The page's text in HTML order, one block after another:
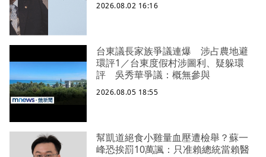
2026.08.02 16:16
台東議長家族爭議連爆 涉占農地避
環評1／台東度假村涉圖利、疑躲環
評 吳秀華爭議：概無參與
2026.08.05 18:55
幫凱道絕食小雞量血壓遭檢舉？蘇一
峰恐挨罰10萬諷：只准賴總統當賴醫